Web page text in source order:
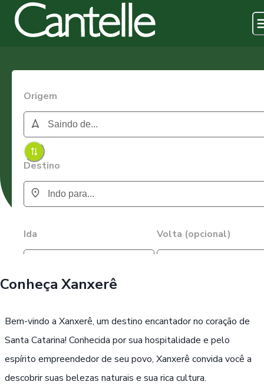
Origem
Destino
Ida Volta (opcional)
Conheça Xanxerê
Bem-vindo a Xanxerê, um destino encantador no coração de
Santa Catarina! Conhecida por sua hospitalidade e pelo
espírito empreendedor de seu povo, Xanxerê convida você a
descobrir suas belezas naturais e sua rica cultura.